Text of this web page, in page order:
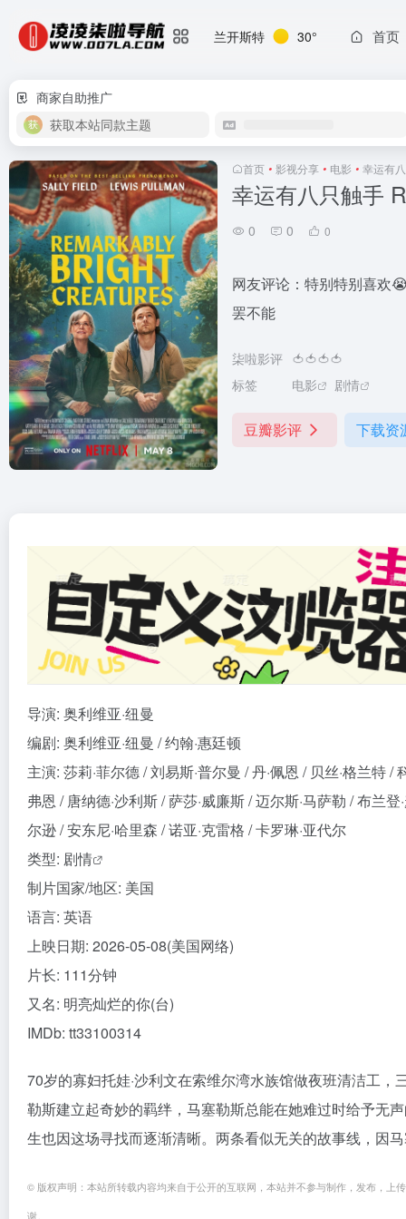
兰开斯特 30° 首页
商家自助推广
获取本站同款主题
首页 • 影视分享 • 电影 • 幸运有
幸运有八只触手
0 0 0
网友评论：特别特别喜欢
罢不能
柒啦影评 🍅🍅🍅🍅
标签
电影 剧情
豆瓣影评 下载资
导演: 奥利维亚·纽曼
编剧: 奥利维亚·纽曼 / 约翰·惠廷顿
主演: 莎莉·菲尔德 / 刘易斯·普尔曼 / 丹·佩恩 / 贝丝·格兰特
弗恩 / 唐纳德·沙利斯 / 萨莎·威廉斯 / 迈尔斯·马萨勒 / 布兰
尔逊 / 安东尼·哈里森 / 诺亚·克雷格 / 卡罗琳·亚代尔
类型: 剧情
制片国家/地区: 美国
语言: 英语
上映日期: 2026-05-08(美国网络)
片长: 111分钟
又名: 明亮灿烂的你(台)
IMDb: tt33100314
70岁的寡妇托娃·沙利文在索维尔湾水族馆做夜班清洁工
勒斯建立起奇妙的羁绊，马塞勒斯总能在她难过时给予无
生也因这场寻找而逐渐清晰。两条看似无关的故事线，因
© 版权声明：本站所转载内容均来自于公开的互联网，本站并不参与制作，发布，
谢。